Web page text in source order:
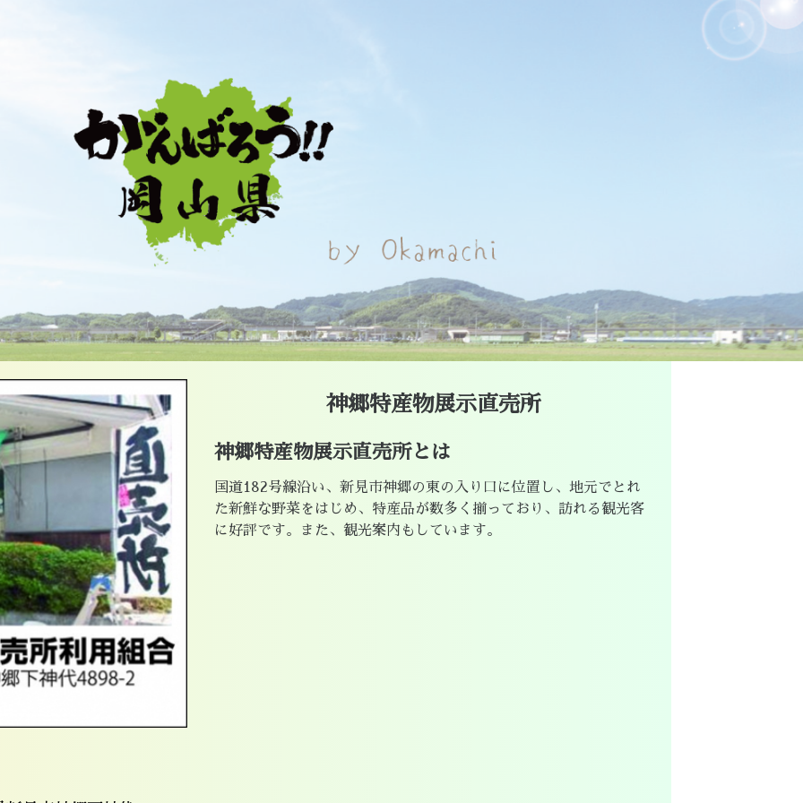
神郷特産物展示直売所
神郷特産物展示直売所とは
国道182号線沿い、新見市神郷の東の入り口に位置し、地元でとれ
た新鮮な野菜をはじめ、特産品が数多く揃っており、訪れる観光客
に好評です。また、観光案内もしています。